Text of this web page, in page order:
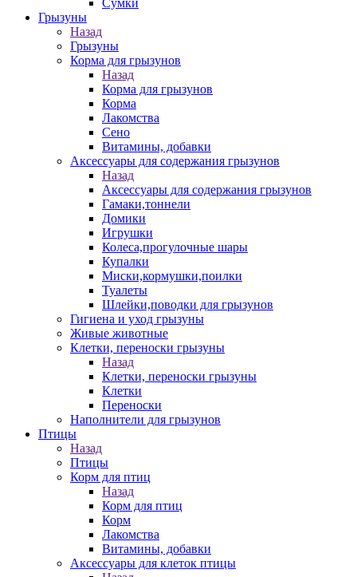
Сумки
Грызуны
Назад
Грызуны
Корма для грызунов
Назад
Корма для грызунов
Корма
Лакомства
Сено
Витамины, добавки
Аксессуары для содержания грызунов
Назад
Аксессуары для содержания грызунов
Гамаки,тоннели
Домики
Игрушки
Колеса,прогулочные шары
Купалки
Миски,кормушки,поилки
Туалеты
Шлейки,поводки для грызунов
Гигиена и уход грызуны
Живые животные
Клетки, переноски грызуны
Назад
Клетки, переноски грызуны
Клетки
Переноски
Наполнители для грызунов
Птицы
Назад
Птицы
Корм для птиц
Назад
Корм для птиц
Корм
Лакомства
Витамины, добавки
Аксессуары для клеток птицы